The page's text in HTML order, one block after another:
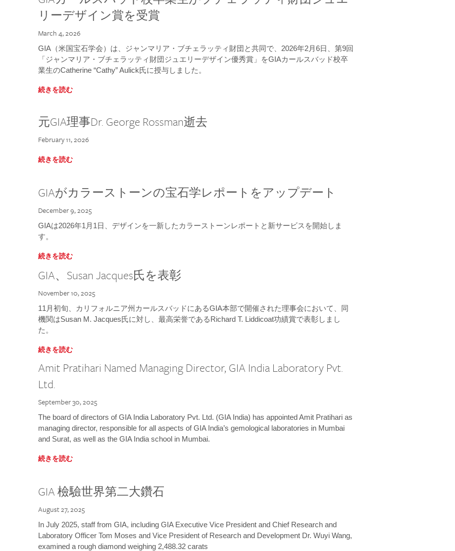
リーデザイン賞を受賞
March 4, 2026
GIA（米国宝石学会）は、ジャンマリア・ブチェラッティ財団と共同で、2026年2月6日、第9回
「ジャンマリア・ブチェラッティ財団ジュエリーデザイン優秀賞」をGIAカールスバッド校卒
業生のCatherine “Cathy” Aulick氏に授与しました。
続きを読む
元GIA理事Dr. George Rossman逝去
February 11, 2026
続きを読む
GIAがカラーストーンの宝石学レポートをアップデート
December 9, 2025
GIAは2026年1月1日、デザインを一新したカラーストーンレポートと新サービスを開始しま
す。
続きを読む
GIA、Susan Jacques氏を表彰
November 10, 2025
11月初旬、カリフォルニア州カールスバッドにあるGIA本部で開催された理事会において、同
機関はSusan M. Jacques氏に対し、最高栄誉であるRichard T. Liddicoat功績賞で表彰しまし
た。
続きを読む
Amit Pratihari Named Managing Director, GIA India Laboratory Pvt.
Ltd.
September 30, 2025
The board of directors of GIA India Laboratory Pvt. Ltd. (GIA India) has appointed Amit Pratihari as
managing director, responsible for all aspects of GIA India’s gemological laboratories in Mumbai
and Surat, as well as the GIA India school in Mumbai.
続きを読む
GIA 檢驗世界第二大鑽石
August 27, 2025
In July 2025, staff from GIA, including GIA Executive Vice President and Chief Research and
Laboratory Officer Tom Moses and Vice President of Research and Development Dr. Wuyi Wang,
examined a rough diamond weighing 2,488.32 carats